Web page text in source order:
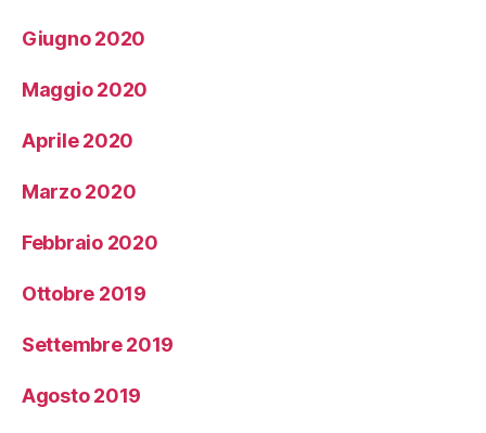
Giugno 2020
Maggio 2020
Aprile 2020
Marzo 2020
Febbraio 2020
Ottobre 2019
Settembre 2019
Agosto 2019